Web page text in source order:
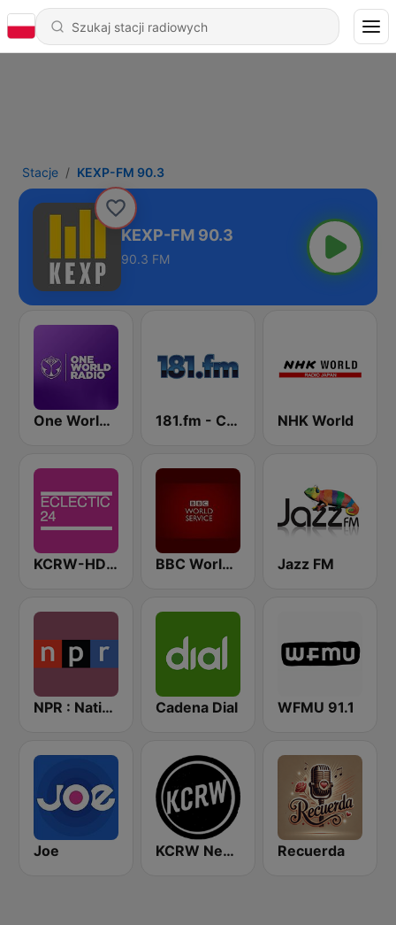
Stacje KEXP-FM 90.3
KEXP-FM 90.3
90.3 FM
One World Radio 181.fm - Comedy Club NHK World
KCRW-HD2 Eclectic 24 BBC World Service Jazz FM
NPR : National Public Radio Cadena Dial WFMU 91.1
Joe KCRW News Recuerda